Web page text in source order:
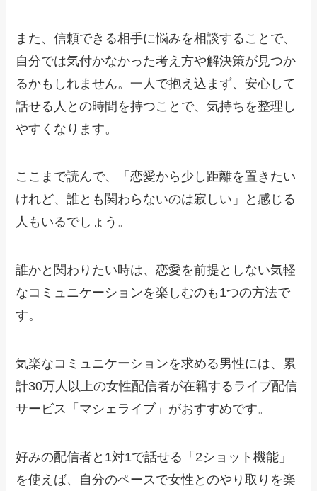
また、信頼できる相手に悩みを相談することで、
自分では気付かなかった考え方や解決策が見つか
るかもしれません。一人で抱え込まず、安心して
話せる人との時間を持つことで、気持ちを整理し
やすくなります。
ここまで読んで、「恋愛から少し距離を置きたい
けれど、誰とも関わらないのは寂しい」と感じる
人もいるでしょう。
誰かと関わりたい時は、恋愛を前提としない気軽
なコミュニケーションを楽しむのも1つの方法で
す。
気楽なコミュニケーションを求める男性には、累
計30万人以上の女性配信者が在籍するライブ配信
サービス「マシェライブ」がおすすめです。
好みの配信者と1対1で話せる「2ショット機能」
を使えば、自分のペースで女性とのやり取りを楽